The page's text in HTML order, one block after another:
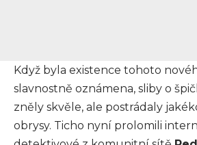
Když byla existence tohoto
slavnostně oznámena, sliby o
zněly skvěle, ale postrádaly
obrysy. Ticho nyní prolomili